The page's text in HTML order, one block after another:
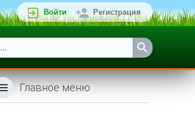
Войти Регистрация
Главное меню